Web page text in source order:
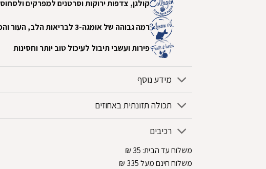
‏קולגן, צדפות ירוקות וסרטנים למפרקים ולסחוס ‏
‏רמה גבוהה של אומגה-3 לבריאות הלב, העור והפרווה המבריקה ‏
‏פירות ועשבי תיבול לעיכול טוב יותר וחסינות‏
מידע נוסף
תכולה תזונתית באחוזים
רכיבים
משלוח עד הבית:
₪
משלוח חינם מעל 335
₪